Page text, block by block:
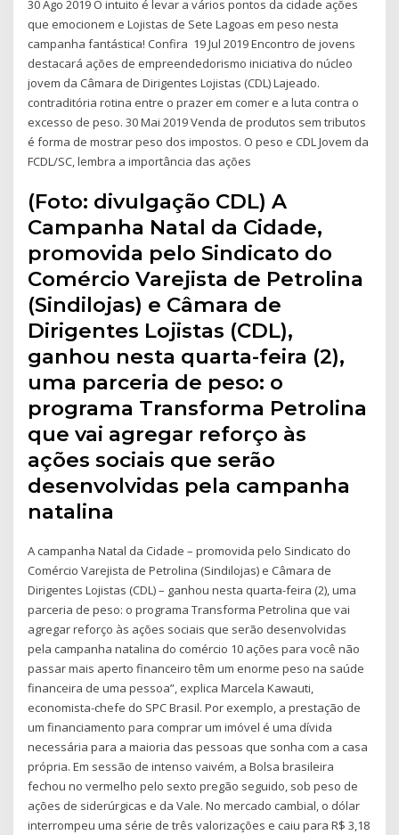
30 Ago 2019 O intuito é levar a vários pontos da cidade ações
que emocionem e Lojistas de Sete Lagoas em peso nesta
campanha fantástica! Confira 19 Jul 2019 Encontro de jovens
destacará ações de empreendedorismo iniciativa do núcleo
jovem da Câmara de Dirigentes Lojistas (CDL) Lajeado.
contraditória rotina entre o prazer em comer e a luta contra o
excesso de peso. 30 Mai 2019 Venda de produtos sem tributos
é forma de mostrar peso dos impostos. O peso e CDL Jovem da
FCDL/SC, lembra a importância das ações
(Foto: divulgação CDL) A
Campanha Natal da Cidade,
promovida pelo Sindicato do
Comércio Varejista de Petrolina
(Sindilojas) e Câmara de
Dirigentes Lojistas (CDL),
ganhou nesta quarta-feira (2),
uma parceria de peso: o
programa Transforma Petrolina
que vai agregar reforço às
ações sociais que serão
desenvolvidas pela campanha
natalina
A campanha Natal da Cidade – promovida pelo Sindicato do
Comércio Varejista de Petrolina (Sindilojas) e Câmara de
Dirigentes Lojistas (CDL) – ganhou nesta quarta-feira (2), uma
parceria de peso: o programa Transforma Petrolina que vai
agregar reforço às ações sociais que serão desenvolvidas
pela campanha natalina do comércio 10 ações para você não
passar mais aperto financeiro têm um enorme peso na saúde
financeira de uma pessoa”, explica Marcela Kawauti,
economista-chefe do SPC Brasil. Por exemplo, a prestação de
um financiamento para comprar um imóvel é uma dívida
necessária para a maioria das pessoas que sonha com a casa
própria. Em sessão de intenso vaivém, a Bolsa brasileira
fechou no vermelho pelo sexto pregão seguido, sob peso de
ações de siderúrgicas e da Vale. No mercado cambial, o dólar
interrompeu uma série de três valorizações e caiu para R$ 3,18